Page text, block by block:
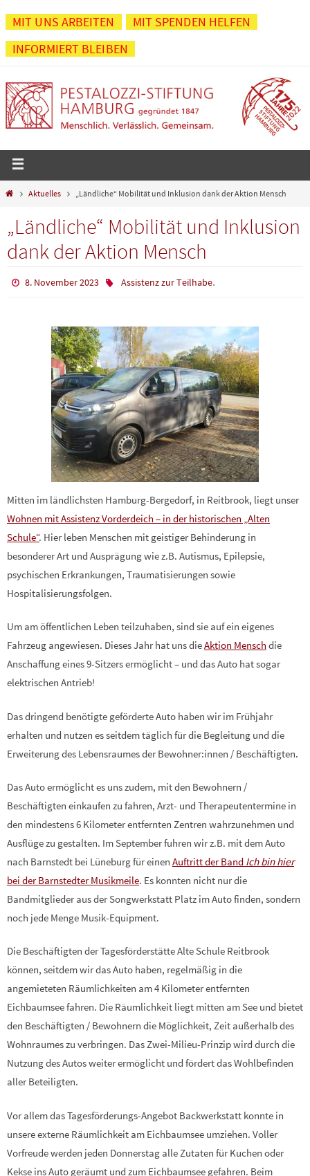
Zum
Inhalt
springen
MIT UNS ARBEITEN
MIT SPENDEN HELFEN
INFORMIERT BLEIBEN
StartAktuelles „Ländliche“ Mobilität und Inklusion dank der Aktion Mensch
„Ländliche“ Mobilität und Inklusion
dank der Aktion Mensch
8. November 2023 Assistenz zur Teilhabe.
Mitten im ländlichsten Hamburg-Bergedorf, in Reitbrook, liegt unser
Wohnen mit Assistenz Vorderdeich – in der historischen „Alten
Schule“. Hier leben Menschen mit geistiger Behinderung in
besonderer Art und Ausprägung wie z.B. Autismus, Epilepsie,
psychischen Erkrankungen, Traumatisierungen sowie
Hospitalisierungsfolgen.
Um am öffentlichen Leben teilzuhaben, sind sie auf ein eigenes
Fahrzeug angewiesen. Dieses Jahr hat uns dieAktion Mensch die
Anschaffung eines 9-Sitzers ermöglicht – und das Auto hat sogar
elektrischen Antrieb!
Das dringend benötigte geförderte Auto haben wir im Frühjahr
erhalten und nutzen es seitdem täglich für die Begleitung und die
Erweiterung des Lebensraumes der Bewohner:innen / Beschäftigten.
Das Auto ermöglicht es uns zudem, mit den Bewohnern /
Beschäftigten einkaufen zu fahren, Arzt- und Therapeutentermine in
den mindestens 6 Kilometer entfernten Zentren wahrzunehmen und
Ausflüge zu gestalten. Im September fuhren wir z.B. mit dem Auto
nach Barnstedt bei Lüneburg für einen Auftritt der Band Ich bin hier
bei der Barnstedter Musikmeile. Es konnten nicht nur die
Bandmitglieder aus der Songwerkstatt Platz im Auto finden, sondern
noch jede Menge Musik-Equipment.
Die Beschäftigten der Tagesförderstätte Alte Schule Reitbrook
können, seitdem wir das Auto haben, regelmäßig in die
angemieteten Räumlichkeiten am 4 Kilometer entfernten
Eichbaumsee fahren. Die Räumlichkeit liegt mitten am See und bietet
den Beschäftigten / Bewohnern die Möglichkeit, Zeit außerhalb des
Wohnraumes zu verbringen. Das Zwei-Milieu-Prinzip wird durch die
Nutzung des Autos weiter ermöglicht und fördert das Wohlbefinden
aller Beteiligten.
Vor allem das Tagesförderungs-Angebot Backwerkstatt konnte in
unsere externe Räumlichkeit am Eichbaumsee umziehen. Voller
Vorfreude werden jeden Donnerstag alle Zutaten für Kuchen oder
Kekse ins Auto geräumt und zum Eichbaumsee gefahren. Beim